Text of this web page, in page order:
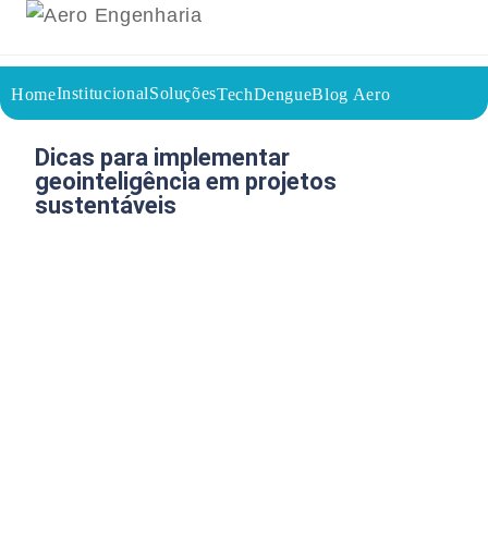
HomeInstitucionalSoluçõesTechDengueBlog Aero
18/05/2026
Voltar a página inicial do blog
Dicas para implementar
geointeligência em projetos
sustentáveis